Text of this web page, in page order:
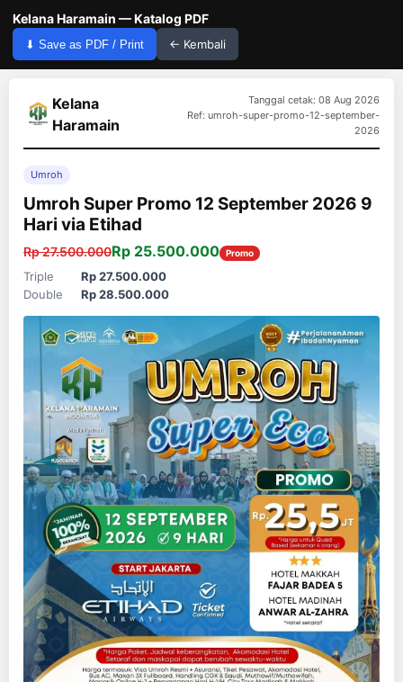
Kelana Haramain — Katalog PDF
⬇ Save as PDF / Print ← Kembali
Kelana
Haramain
Tanggal cetak: 08 Aug 2026
Ref: umroh-super-promo-12-september-
2026
Umroh
Umroh Super Promo 12 September 2026 9
Hari via Etihad
Rp 27.500.000Rp 25.500.000 Promo
Triple
Rp 27.500.000
Double
Rp 28.500.000